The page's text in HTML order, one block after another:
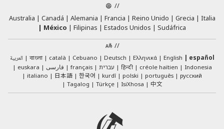
//
Australia
Canadá Alemania Francia Reino Unido Grecia
Italia
México
Filipinas Estados Unidos
Sudáfrica
//
العربية বাংলা català Cebuano Deutsch Ελληνικά English
español
euskara
فارسی français עברית हिन्दी créole haïtien
Indonesia
italiano
日本語 한국어 kurdî polski português
русский
Tagalog
Türkçe IsiXhosa 中文